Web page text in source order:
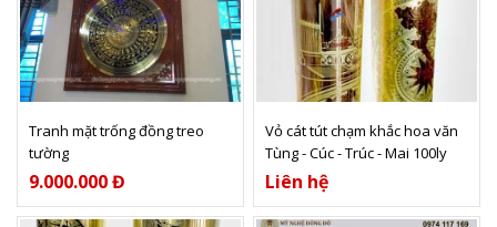
Xem thêm
Tranh mặt trống đồng treo
tường
9.000.000 Đ
Xem thêm
Vỏ cát tút chạm khắc hoa văn
Tùng - Cúc - Trúc - Mai 100ly
Liên hệ